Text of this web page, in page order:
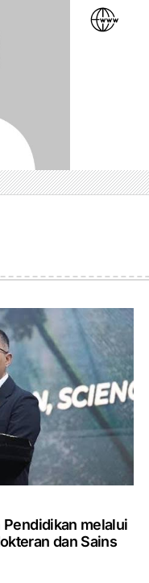
melalui
dan Sains